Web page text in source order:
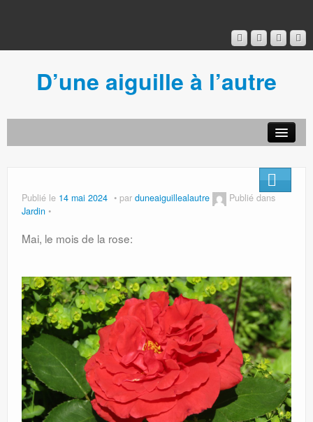
D’une aiguille à l’autre
Publié le 14 mai 2024 par duneaiguillealautre
Publié dans
Jardin
Mai, le mois de la rose: